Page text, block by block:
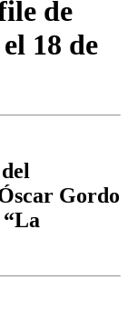
de
18 de
Gordo
“La